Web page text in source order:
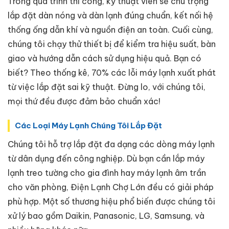
lắp đặt dàn nóng và dàn lạnh đúng chuẩn, kết nối hệ
thống ống dẫn khí và nguồn điện an toàn. Cuối cùng,
chúng tôi chạy thử thiết bị để kiểm tra hiệu suất, bàn
giao và hướng dẫn cách sử dụng hiệu quả. Bạn có
biết? Theo thống kê, 70% các lỗi máy lạnh xuất phát
từ việc lắp đặt sai kỹ thuật. Đừng lo, với chúng tôi,
mọi thứ đều được đảm bảo chuẩn xác!
Các Loại Máy Lạnh Chúng Tôi Lắp Đặt
Chúng tôi hỗ trợ lắp đặt đa dạng các dòng máy lạnh
từ dân dụng đến công nghiệp. Dù bạn cần lắp máy
lạnh treo tường cho gia đình hay máy lạnh âm trần
cho văn phòng, Điện Lạnh Chợ Lớn đều có giải pháp
phù hợp. Một số thương hiệu phổ biến được chúng tôi
xử lý bao gồm Daikin, Panasonic, LG, Samsung, và